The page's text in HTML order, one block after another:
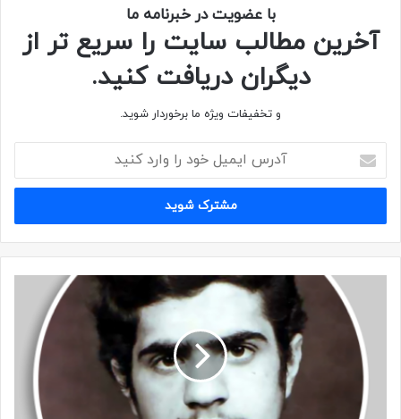
با عضویت در خبرنامه ما
آخرین مطالب سایت را سریع تر از
دیگران دریافت کنید.
و تخفیفات ویژه ما برخوردار شوید.